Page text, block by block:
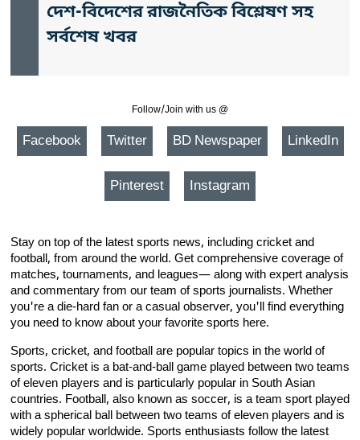
দেশ-বিদেশের রাজনৈতিক বিশ্লেষণ সহ
সর্বশেষ খবর
Follow/Join with us @
Facebook Twitter BD Newspaper LinkedIn
Pinterest Instagram
Stay on top of the latest sports news, including cricket and
football, from around the world. Get comprehensive coverage of
matches, tournaments, and leagues— along with expert analysis
and commentary from our team of sports journalists. Whether
you're a die-hard fan or a casual observer, you'll find everything
you need to know about your favorite sports here.
Sports, cricket, and football are popular topics in the world of
sports. Cricket is a bat-and-ball game played between two teams
of eleven players and is particularly popular in South Asian
countries. Football, also known as soccer, is a team sport played
with a spherical ball between two teams of eleven players and is
widely popular worldwide. Sports enthusiasts follow the latest